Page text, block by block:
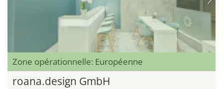
Zone opérationnelle: Européenne
roana.design GmbH